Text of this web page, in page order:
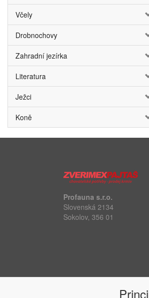
Včely
Drobnochovy
Zahradní jezírka
Literatura
Ježci
Koně
Profauna s.r.o.
Slovenská 2134
Sokolov, 356 01